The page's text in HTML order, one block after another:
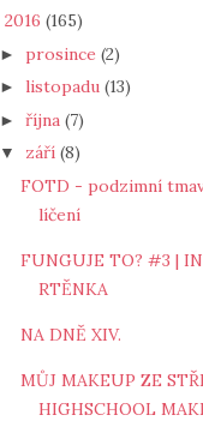
2016 (165)
► prosince (2)
► listopadu (13)
► října (7)
▼ září (8)
FOTD - podzimní
líčení
FUNGUJE TO? #3 |
RTĚNKA
NA DNĚ XIV.
MŮJ MAKEUP ZE
HIGHSCHOOL